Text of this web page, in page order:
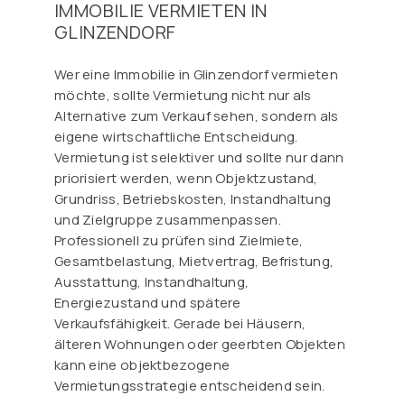
IMMOBILIE VERMIETEN IN
GLINZENDORF
Wer eine Immobilie in Glinzendorf vermieten
möchte, sollte Vermietung nicht nur als
Alternative zum Verkauf sehen, sondern als
eigene wirtschaftliche Entscheidung.
Vermietung ist selektiver und sollte nur dann
priorisiert werden, wenn Objektzustand,
Grundriss, Betriebskosten, Instandhaltung
und Zielgruppe zusammenpassen.
Professionell zu prüfen sind Zielmiete,
Gesamtbelastung, Mietvertrag, Befristung,
Ausstattung, Instandhaltung,
Energiezustand und spätere
Verkaufsfähigkeit. Gerade bei Häusern,
älteren Wohnungen oder geerbten Objekten
kann eine objektbezogene
Vermietungsstrategie entscheidend sein.